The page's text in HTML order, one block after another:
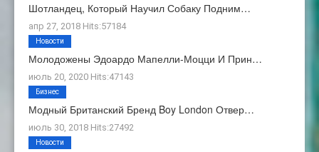
Шотландец, Который Научил Собаку Подним…
апр 27, 2018 Hits:57184
Молодожены Эдоардо Мапелли-Моцци И Прин…
июль 20, 2020 Hits:47143
Новости
Модный Британский Бренд Boy London Отвер…
июль 30, 2018 Hits:27492
Бизнес
Новости